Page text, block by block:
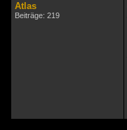
Atlas
Beiträge: 219